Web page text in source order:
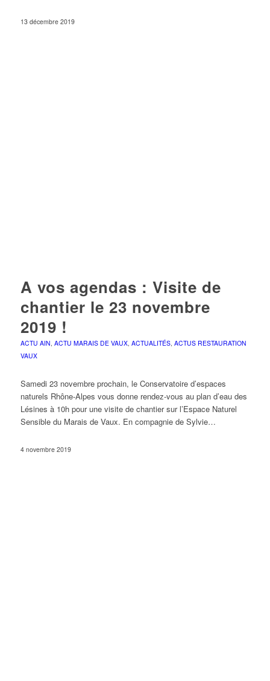
13 décembre 2019
A vos agendas : Visite de
chantier le 23 novembre
2019 !
ACTU AIN ACTU MARAIS DE VAUX, ACTUALITÉS, ACTUS RESTAURATION
VAUX
Samedi 23 novembre prochain, le Conservatoire d’espaces
naturels Rhône-Alpes vous donne rendez-vous au plan d’eau des
Lésines à 10h pour une visite de chantier sur l’Espace Naturel
Sensible du Marais de Vaux. En compagnie de Sylvie…
4 novembre 2019